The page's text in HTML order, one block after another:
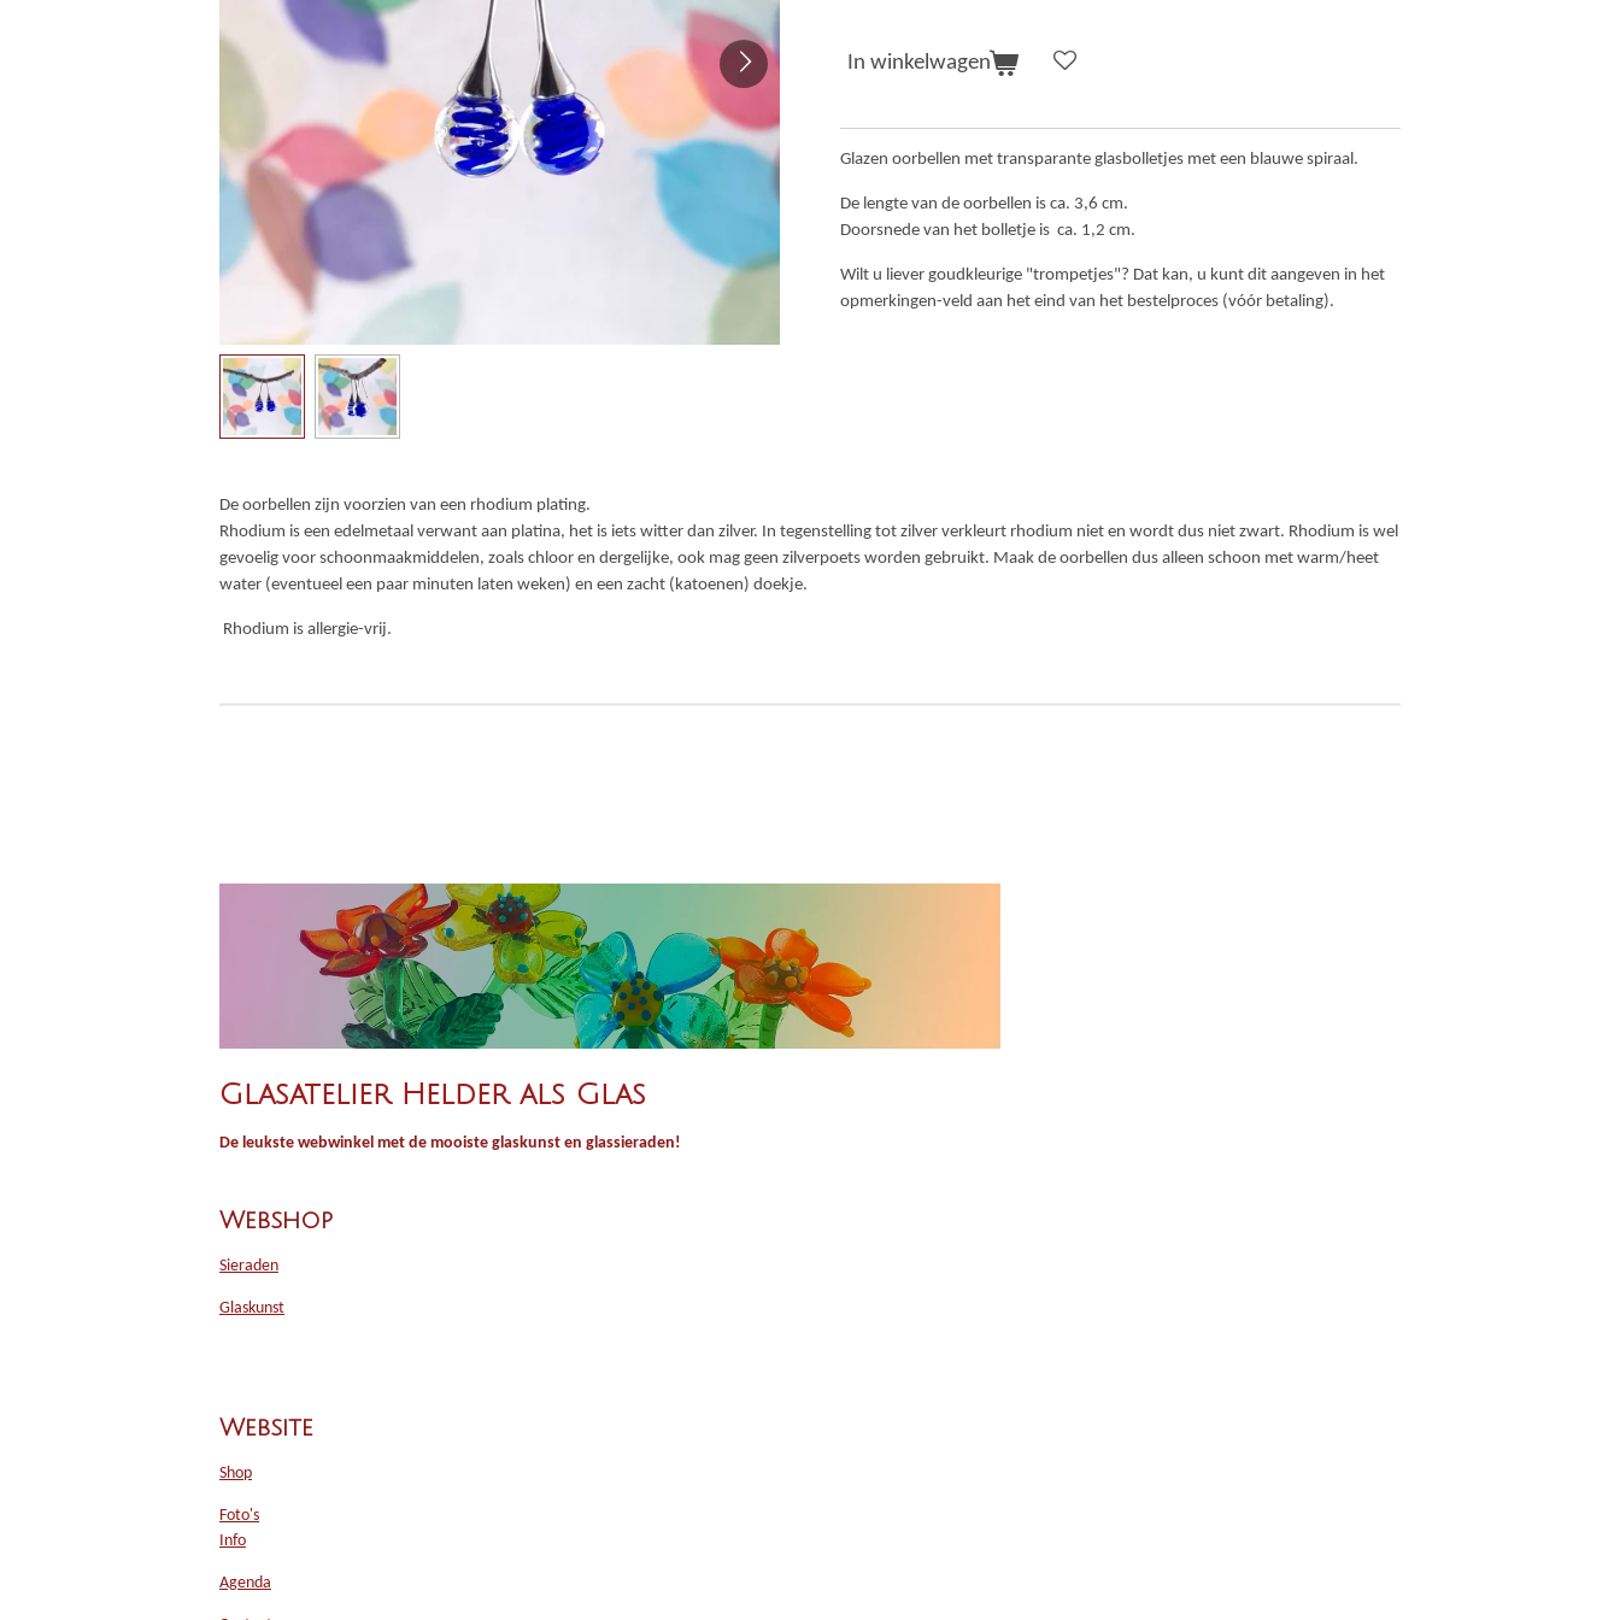
In winkelwagen
Glazen oorbellen met transparante glasbolletjes met een blauwe spiraal.
De lengte van de oorbellen is ca. 3,6 cm.
Doorsnede van het bolletje is ca. 1,2 cm.
Wilt u liever goudkleurige "trompetjes"? Dat kan, u kunt dit aangeven in het
opmerkingen-veld aan het eind van het bestelproces (vóór betaling).
De oorbellen zijn voorzien van een rhodium plating.
Rhodium is een edelmetaal verwant aan platina, het is iets witter dan zilver. In tegenstelling tot zilver verkleurt rhodium niet en wordt dus niet zwart. Rhodium is wel
gevoelig voor schoonmaakmiddelen, zoals chloor en dergelijke, ook mag geen zilverpoets worden gebruikt. Maak de oorbellen dus alleen schoon met warm/heet
water (eventueel een paar minuten laten weken) en een zacht (katoenen) doekje.
Rhodium is allergie-vrij.
Glasatelier Helder als Glas
De leukste webwinkel met de mooiste glaskunst en glassieraden!
Webshop
Sieraden
Glaskunst
Website
Shop
Foto's
Info
Agenda